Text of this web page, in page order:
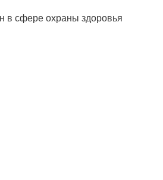
в сфере охраны здоровья